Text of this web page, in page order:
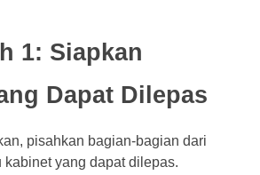
1: Siapkan
Dapat Dilepas
pisahkan bagian-bagian dari
kabinet yang dapat dilepas.